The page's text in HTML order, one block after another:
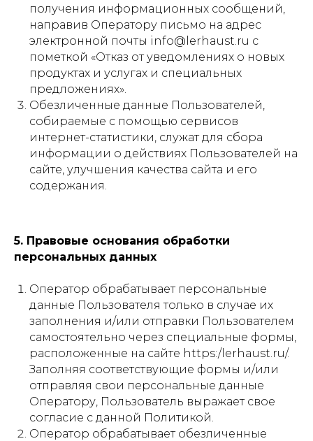
получения информационных сообщений,
направив Оператору письмо на адрес
электронной почты info@lerhaust.ru с
пометкой «Отказ от уведомлениях о новых
продуктах и услугах и специальных
предложениях».
Обезличенные данные Пользователей,
собираемые с помощью сервисов
интернет-статистики, служат для сбора
информации о действиях Пользователей на
сайте, улучшения качества сайта и его
содержания.
5. Правовые основания обработки
персональных данных
Оператор обрабатывает персональные
данные Пользователя только в случае их
заполнения и/или отправки Пользователем
самостоятельно через специальные формы,
расположенные на сайте https:/lerhaust.ru/.
Заполняя соответствующие формы и/или
отправляя свои персональные данные
Оператору, Пользователь выражает свое
согласие с данной Политикой.
Оператор обрабатывает обезличенные